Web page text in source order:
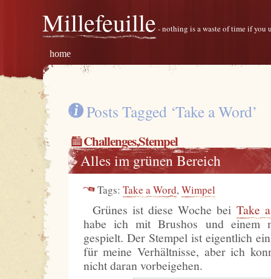
Millefeuille - nothing is a waste of time if you
home
Posts Tagged ‘Take a Word’
Challenges,Stempel
Alles im grünen Bereich
Tags: Take a Word, Wimpel
Grünes ist diese Woche bei Take
habe ich mit Brushos und einem
gespielt. Der Stempel ist eigentlich
für meine Verhältnisse, aber ich
nicht daran vorbeigehen.